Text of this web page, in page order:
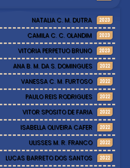
NATALIA C. M. DUTRA 2023
CAMILA C. C. OLANDIM 2023
VITORIA PERPETUO BRUNO 2023
ANA B. M. DA S. DOMINGUES 2022
VANESSA C. M. FURTOSO 2022
PAULO REIS RODRIGUES 2022
VITOR SPOSITO DE FARIA 2022
ISABELLA OLIVEIRA CAFER 2022
ULISSES M. R. FRANCO 2022
LUCAS BARRETO DOS SANTOS 2022